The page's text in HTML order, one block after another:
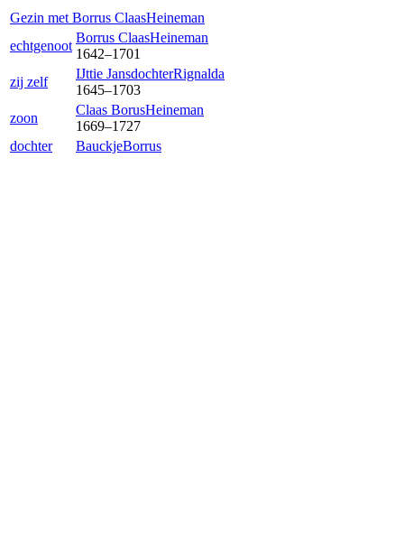
Gezin met Borrus ClaasHeineman
echtgenoot
Borrus ClaasHeineman
1642–1701
zij zelf
IJttie JansdochterRignalda
1645–1703
zoon
Claas BorusHeineman
1669–1727
dochter
BauckjeBorrus